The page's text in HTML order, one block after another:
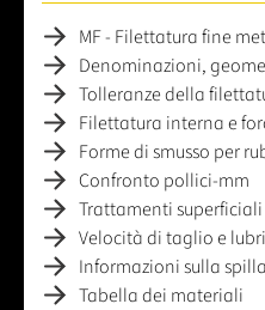
MF - Filettatura fine
Denominazioni,
Tolleranze della
Filettatura interna e
Forme di smusso per
Confronto pollici-mm
Trattamenti
Velocità di taglio e
Informazioni sulla
Tabella dei materiali